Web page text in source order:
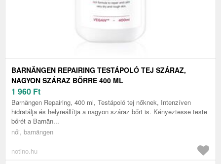
BARNÄNGEN REPAIRING TESTÁPOLÓ TEJ SZÁRAZ,
NAGYON SZÁRAZ BŐRRE 400 ML
1 960 Ft
Barnängen Repairing, 400 ml, Testápoló tej nőknek, Intenzíven
hidratálja és helyreállítja a nagyon száraz bőrt is. Kényeztesse teste
bőrét a Barnän...
női, barnängen
notino.hu